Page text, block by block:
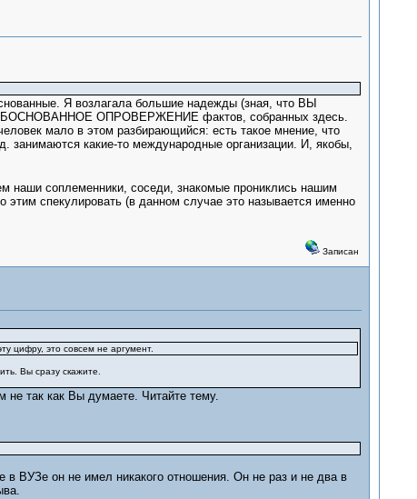
Я возлагала большие надежды (зная, что ВЫ
ОБОСНОВАННОЕ ОПРОВЕРЖЕНИЕ фактов, собранных здесь.
мало в этом разбирающийся: есть такое мнение, что
занимаются какие-то международные организации. И, якобы,
наши соплеменники, соседи, знакомые прониклись нашим
спекулировать (в данном случае это называется именно
Записан
цифру, это совсем не аргумент.
Вы сразу скажите.
не так как Вы думаете. Читайте тему.
в ВУЗе он не имел никакого отношения. Он не раз и не два в